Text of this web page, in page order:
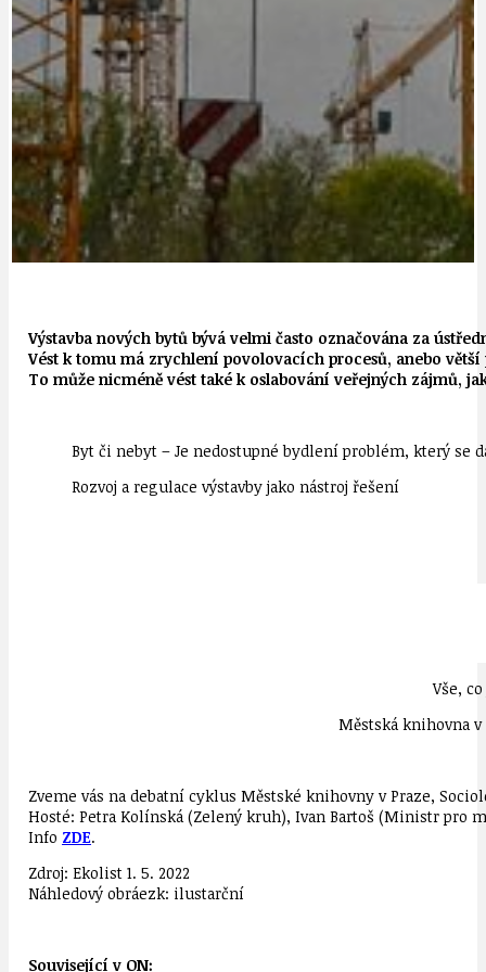
Výstavba nových bytů bývá velmi často označována za
Vést k tomu má zrychlení povolovacích procesů, anebo
To může nicméně vést také k oslabování veřejných zájmů,
Byt či nebyt – Je nedostupné bydlení problém, který se
Rozvoj a regulace výstavby jako nástroj řešení
Vše,
Městská knihovna
Zveme vás na debatní cyklus Městské knihovny v Praze,
Hosté: Petra Kolínská (Zelený kruh), Ivan Bartoš (Ministr pro
Info ZDE.
Zdroj: Ekolist 1. 5. 2022
Náhledový obráezk: ilustarční
Související v ON: